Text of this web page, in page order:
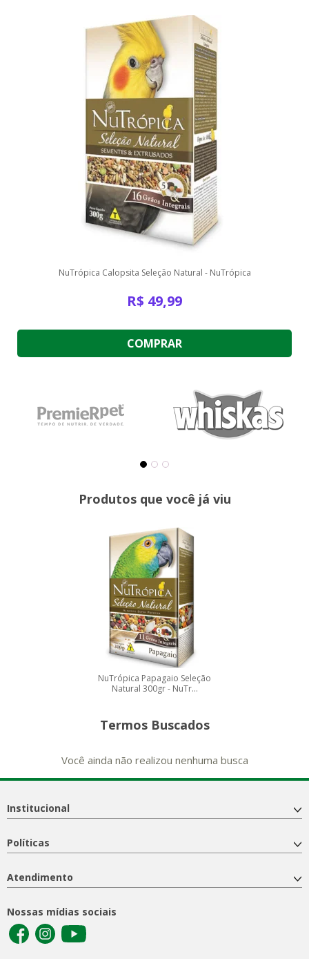
NuTrópica Calopsita Seleção Natural - NuTrópica
R$ 49,99
COMPRAR
Produtos que você já viu
NuTrópica Papagaio Seleção
Natural 300gr - NuTr...
Termos Buscados
Você ainda não realizou nenhuma busca
Institucional
Políticas
Atendimento
Nossas mídias sociais